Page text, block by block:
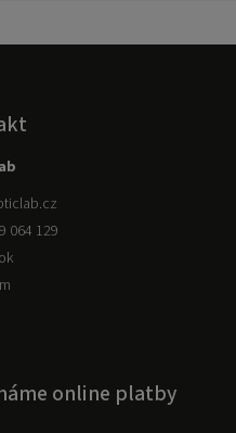
064 129
online platby